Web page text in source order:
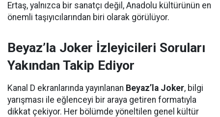
Ertaş, yalnızca bir sanatçı değil, Anadolu kültürünün en
önemli taşıyıcılarından biri olarak görülüyor.
Beyaz’la Joker İzleyicileri Soruları
Yakından Takip Ediyor
Kanal D ekranlarında yayınlanan Beyaz’la Joker, bilgi
yarışması ile eğlenceyi bir araya getiren formatıyla
dikkat çekiyor. Her bölümde yöneltilen genel kültür